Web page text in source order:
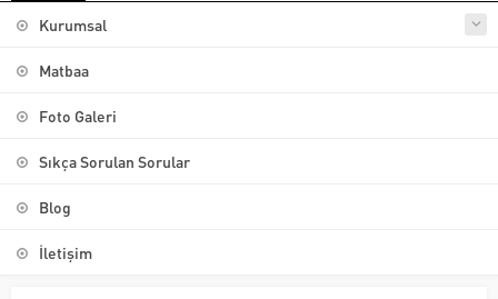
Kurumsal
Matbaa
Foto Galeri
Sıkça Sorulan Sorular
Blog
İletişim